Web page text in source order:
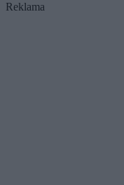
Reklama